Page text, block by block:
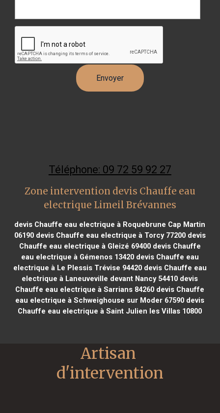
Téléphone: 09 72 59 92 27
Zone intervention devis Chauffe eau
electrique Limeil Brévannes
devis Chauffe eau electrique à Roquebrune Cap Martin
06190devis Chauffe eau electrique à Torcy 77200devis
Chauffe eau electrique à Gleizé 69400devis Chauffe
eau electrique à Gémenos 13420devis Chauffe eau
electrique à Le Plessis Trévise 94420devis Chauffe eau
electrique à Laneuveville devant Nancy 54410 devis
Chauffe eau electrique à Sarrians 84260 devis Chauffe
eau electrique à Schweighouse sur Moder 67590 devis
Chauffe eau electrique à Saint Julien les Villas 10800
Artisan
d'intervention